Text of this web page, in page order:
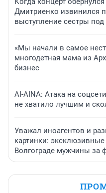
Дмитриенко извинился
выступление сестры под
«Мы начали в самое
многодетная мама из
бизнес
AI-AINA: Атака на
не хватило лучшим и
Уважал иноагентов и
картинки:
Волгограде мужчины за